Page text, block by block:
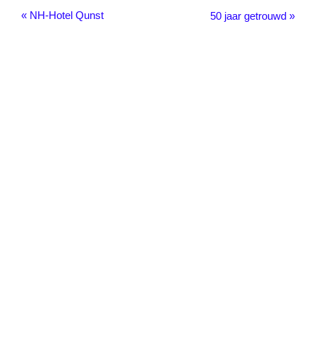
« NH-Hotel Qunst 50 jaar getrouwd »